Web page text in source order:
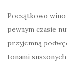
Początkowo
pewnym czasie
przyjemną
tonami